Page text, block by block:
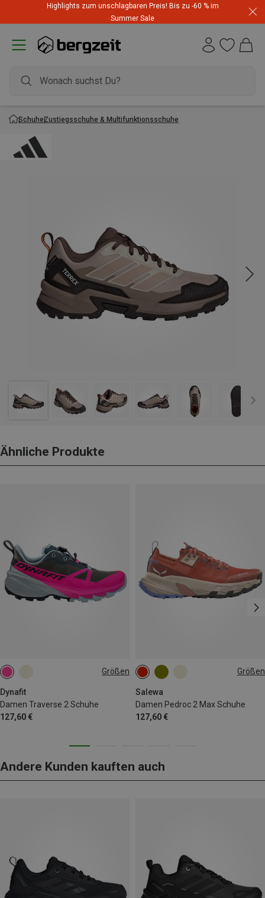
Highlights zum unschlagbaren Preis! Bis zu -60 % im
Summer Sale
SchuheZustiegsschuhe & Multifunktionsschuhe
Ähnliche Produkte
Größen
Dynafit
Damen Traverse 2 Schuhe
127,60 €
Größen
Salewa
Damen Pedroc 2 Max Schuhe
127,60 €
Andere Kunden kauften auch